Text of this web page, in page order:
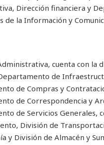
Dirección financiera y
de la Información y
cuenta con la
de
de Compras y
de Correspondencia y
de Servicios Generales,
División de
y División de Almacén y